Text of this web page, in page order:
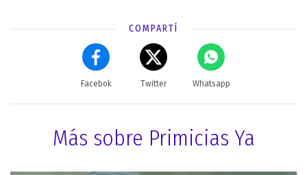
COMPARTÍ
Facebok Twitter Whatsapp
Más sobre Primicias Ya